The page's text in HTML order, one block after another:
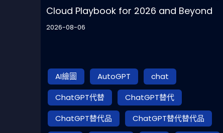
Cloud Playbook for 2026 and Beyond
2026-08-06
AI繪圖 AutoGPT
chat
ChatGPT代替
ChatGPT替代
ChatGPT替代品
ChatGPT替代替代品